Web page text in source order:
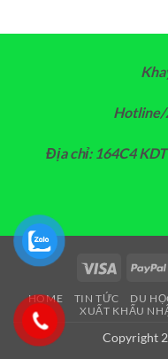
Hotline/
Địa chỉ: 164C4
Visa
HOME TIN TỨC DU
XUẤT KHẨU
Copyright